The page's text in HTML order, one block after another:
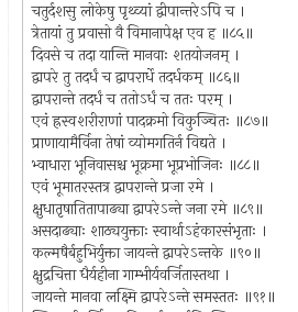
चतुर्दशसु लोकेषु पृथ्व्यां द्वीपान्तरेऽपि च ।
त्रेतायां तु प्रवासो वै विमानापेक्ष एव ह ॥८५॥
दिवसे च तदा यान्ति मानवाः शतयोजनम् ।
द्वापरे तु तदर्धं च द्वापरार्धे तदर्धकम् ॥८६॥
द्वापरान्ते तदर्धं च ततोऽर्धं च ततः परम् ।
एवं ह्रस्वशरीराणां पादक्रमो विकुञ्चितः ॥८७॥
प्राणायामैर्विना तेषां व्योमगतिर्न विद्यते ।
भ्वाधारा भूनिवासश्च भूक्रमा भूप्रभोजिनः ॥८८॥
एवं भूमातरस्तत्र द्वापरान्ते प्रजा रमे ।
क्षुधातृषातितापाढ्या द्वापरेऽन्ते जना रमे ॥८९॥
असदाढ्याः शाठ्ययुक्ताः स्वार्थाऽहंकारसंभृताः ।
कल्मषैर्बहुभिर्युक्ता जायन्ते द्वापरेऽन्तके ॥९०॥
क्षुद्रचित्ता धैर्यहीना गाम्भीर्यवर्जितास्तथा ।
जायन्ते मानवा लक्ष्मि द्वापरेऽन्ते समस्ततः ॥९१॥